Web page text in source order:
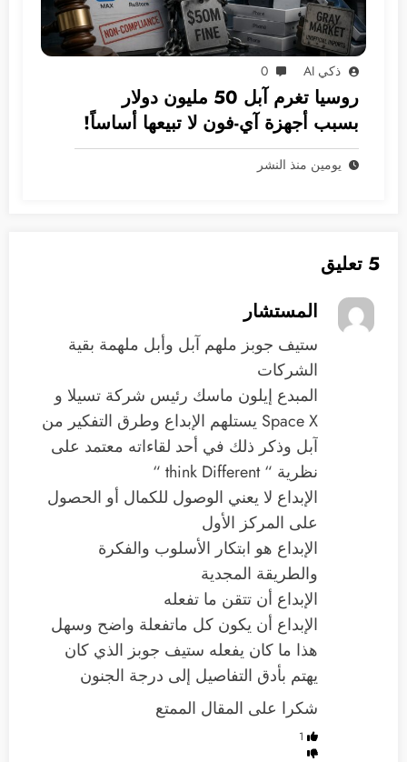
ذكي AI 0
روسيا تغرم آبل 50 مليون دولار
بسبب أجهزة آي-فون لا تبيعها أساساً!
يومين منذ النشر
5 تعليق
المستشار
ستيف جوبز ملهم آبل وأبل ملهمة بقية
الشركات
المبدع إيلون ماسك رئيس شركة تسيلا و
Space X يستلهم الإبداع وطرق التفكير من
آبل وذكر ذلك في أحد لقاءاته معتمد على
نظرية “ think Different “
الإبداع لا يعني الوصول للكمال أو الحصول
على المركز الأول
الإبداع هو ابتكار الأسلوب والفكرة
والطريقة المجدية
الإبداع أن تتقن ما تفعله
الإبداع أن يكون كل ماتفعلة واضح وسهل
هذا ما كان يفعله ستيف جوبز الذي كان
يهتم بأدق التفاصيل إلى درجة الجنون
شكرا على المقال الممتع
1